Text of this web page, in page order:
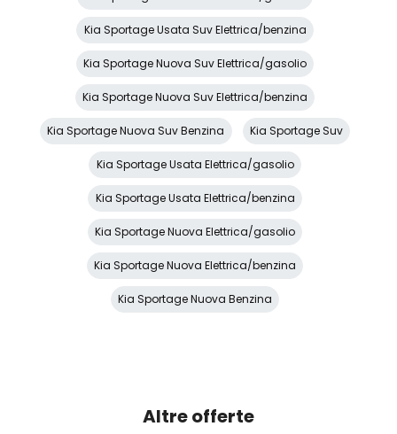
Kia Sportage Usata Suv Elettrica/benzina
Kia Sportage Nuova Suv Elettrica/gasolio
Kia Sportage Nuova Suv Elettrica/benzina
Kia Sportage Nuova Suv Benzina Kia Sportage Suv
Kia Sportage Usata Elettrica/gasolio
Kia Sportage Usata Elettrica/benzina
Kia Sportage Nuova Elettrica/gasolio
Kia Sportage Nuova Elettrica/benzina
Kia Sportage Nuova Benzina
Altre offerte